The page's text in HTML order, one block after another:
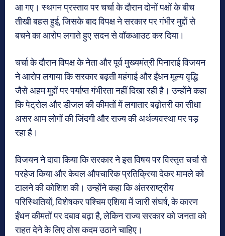
आ गए। स्थगन प्रस्ताव पर चर्चा के दौरान दोनों पक्षों के बीच
तीखी बहस हुई, जिसके बाद विपक्ष ने सरकार पर गंभीर मुद्दों से
बचने का आरोप लगाते हुए सदन से वॉकआउट कर दिया।
चर्चा के दौरान विपक्ष के नेता और पूर्व मुख्यमंत्री पिनाराई विजयन
ने आरोप लगाया कि सरकार बढ़ती महंगाई और ईंधन मूल्य वृद्धि
जैसे अहम मुद्दों पर पर्याप्त गंभीरता नहीं दिखा रही है। उन्होंने कहा
कि पेट्रोल और डीजल की कीमतों में लगातार बढ़ोतरी का सीधा
असर आम लोगों की जिंदगी और राज्य की अर्थव्यवस्था पर पड़
रहा है।
विजयन ने दावा किया कि सरकार ने इस विषय पर विस्तृत चर्चा से
परहेज किया और केवल औपचारिक प्रतिक्रिया देकर मामले को
टालने की कोशिश की। उन्होंने कहा कि अंतरराष्ट्रीय
परिस्थितियों, विशेषकर पश्चिम एशिया में जारी संघर्ष, के कारण
ईंधन कीमतों पर दबाव बढ़ा है, लेकिन राज्य सरकार को जनता को
राहत देने के लिए ठोस कदम उठाने चाहिए।